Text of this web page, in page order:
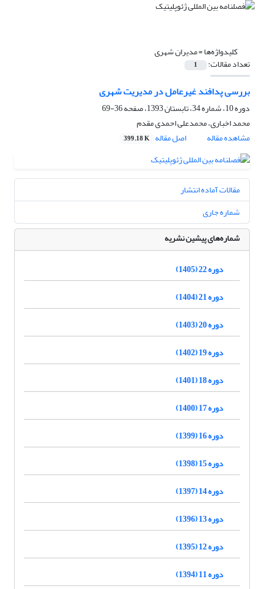
کلیدواژه‌ها =مدیران شهری
تعداد مقالات: 1
بررسی پدافند غیرعامل در مدیریت شهری
دوره 10، شماره 34، تابستان 1393، صفحه
36-69
محمد اخباری، محمدعلی احمدی مقدم
مشاهده مقاله
اصل مقاله 399.18 K
مقالات آماده انتشار
شماره جاری
شماره‌های پیشین نشریه
دوره 22 (1405)
دوره 21 (1404)
دوره 20 (1403)
دوره 19 (1402)
دوره 18 (1401)
دوره 17 (1400)
دوره 16 (1399)
دوره 15 (1398)
دوره 14 (1397)
دوره 13 (1396)
دوره 12 (1395)
دوره 11 (1394)